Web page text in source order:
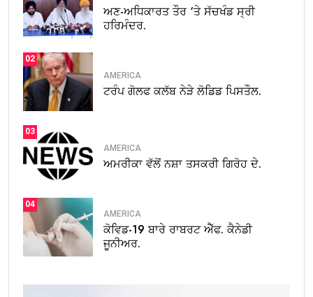
ਅਣ-ਅਧਿਕਾਰਤ ਤੌਰ ‘ਤੇ ਸੱਚਖੰਡ ਸ੍ਰੀ
ਹਰਿਮੰਦਰ.
02
AMERICA
ਟਰੰਪ ਗੋਲਫ ਕਲੱਬ ਨੇੜੇ ਲੋਡਿਡ ਪਿਸਤੌਲ.
03
AMERICA
ਅਮਰੀਕਾ ਵੱਲੋਂ ਨਸ਼ਾ ਤਸਕਰੀ ਗਿਰੋਹ ਦੇ.
04
AMERICA
ਕੋਵਿਡ-19 ਬਾਰੇ ਰਾਬਰਟ ਐੱਫ. ਕੈਨੇਡੀ
ਜੂਨੀਅਰ.